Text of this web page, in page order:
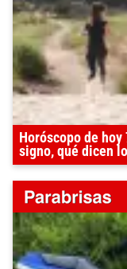
Horóscopo de
signo, qué dicen